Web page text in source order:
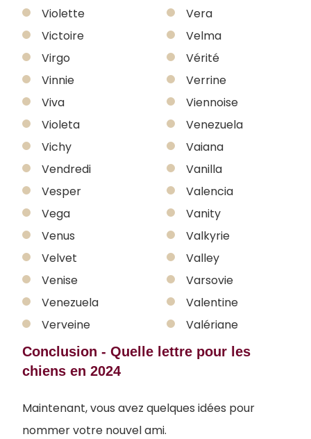
Violette
Victoire
Virgo
Vinnie
Viva
Violeta
Vichy
Vendredi
Vesper
Vega
Venus
Velvet
Venise
Venezuela
Verveine
Vera
Velma
Vérité
Verrine
Viennoise
Venezuela
Vaiana
Vanilla
Valencia
Vanity
Valkyrie
Valley
Varsovie
Valentine
Valériane
Conclusion - Quelle lettre pour les
chiens en 2024
Maintenant, vous avez quelques idées pour
nommer votre nouvel ami.